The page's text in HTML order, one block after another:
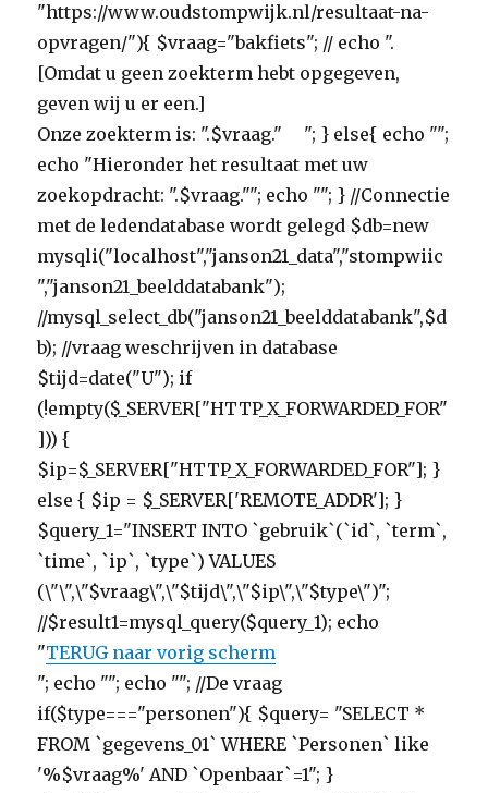
"https://www.oudstompwijk.nl/resultaat-na-
opvragen/"){ $vraag="bakfiets"; // echo ".
[Omdat u geen zoekterm hebt opgegeven,
geven wij u er een.]
Onze zoekterm is: ".$vraag." "; } else{ echo "";
echo "Hieronder het resultaat met uw
zoekopdracht: ".$vraag.""; echo ""; } //Connectie
met de ledendatabase wordt gelegd $db=new
mysqli("localhost","janson21_data","stompwiic
","janson21_beelddatabank");
//mysql_select_db("janson21_beelddatabank",$d
b); //vraag weschrijven in database
$tijd=date("U"); if
(!empty($_SERVER["HTTP_X_FORWARDED_FOR"
])) {
$ip=$_SERVER["HTTP_X_FORWARDED_FOR"]; }
else { $ip = $_SERVER['REMOTE_ADDR']; }
$query_1="INSERT INTO `gebruik`(`id`, `term`,
`time`, `ip`, `type`) VALUES
(\"\",\"$vraag\",\"$tijd\",\"$ip\",\"$type\")";
//$result1=mysql_query($query_1); echo
"TERUG naar vorig scherm
"; echo ""; echo ""; //De vraag
if($type==="personen"){ $query= "SELECT *
FROM `gegevens_01` WHERE `Personen` like
'%$vraag%' AND `Openbaar`=1"; }